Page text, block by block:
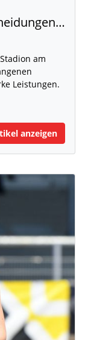
Spannende Mehrkampfentscheidungen in Weingarten
am
Leistungen.
anzeigen